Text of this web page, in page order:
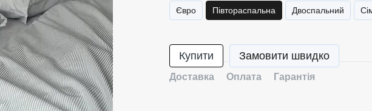
Євро Півтораспальна Двоспальний
Купити Замовити швидко
Доставка Оплата Гарантія